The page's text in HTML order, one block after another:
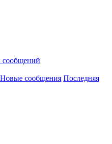
сообщений
Новые сообщения Последняя